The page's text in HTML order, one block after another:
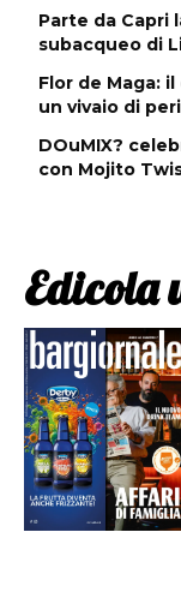
Parte da Capri
subacqueo di
Flor de Maga:
un vivaio di
DOuMIX?
con Mojito
Edicola